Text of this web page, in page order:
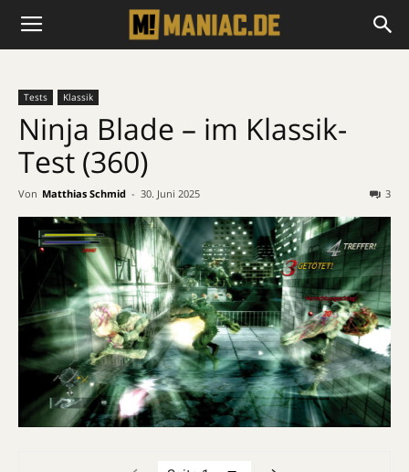
Tests Klassik
Ninja Blade – im Klassik-
Test (360)
Von Matthias Schmid - 30. Juni 2025 3